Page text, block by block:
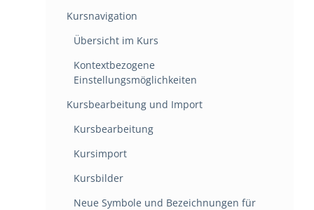
Kursnavigation
Übersicht im Kurs
Kontextbezogene
Einstellungsmöglichkeiten
Kursbearbeitung und Import
Kursbearbeitung
Kursimport
Kursbilder
Neue Symbole und Bezeichnungen für